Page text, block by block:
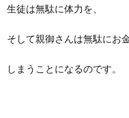
生徒は無駄に体力を、
そして親御さんは無駄にお
しまうことになるのです。